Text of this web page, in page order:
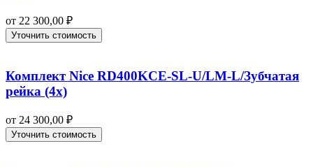
от 22 300,00 ₽
Уточнить стоимость
Комплект Nice RD400KCE-SL-U/LM-L/Зубчатая
рейка (4x)
от 24 300,00 ₽
Уточнить стоимость